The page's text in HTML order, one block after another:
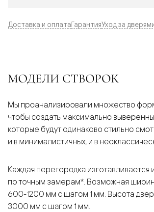
Доставка и оплатаГарантияУход за
МОДЕЛИ СТВОРОК
Мы проанализировали множество
чтобы создать максимально
которые будут одинаково стильно
и в минималистичных, и в
Каждая перегородка изготавливается
по точным замерам*. Возможная
600-1200 мм с шагом 1 мм. Высота
3000 мм с шагом 1 мм.